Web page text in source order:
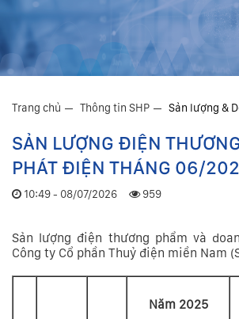
Trang chủ Thông tin SHP Sản lượng &
SẢN LƯỢNG ĐIỆN
PHÁT ĐIỆN THÁNG 06/
10:49 - 08/07/2026 959
Sản lượng điện thương phẩm và
Công ty Cổ phần Thuỷ điện miền Nam
Năm 2025